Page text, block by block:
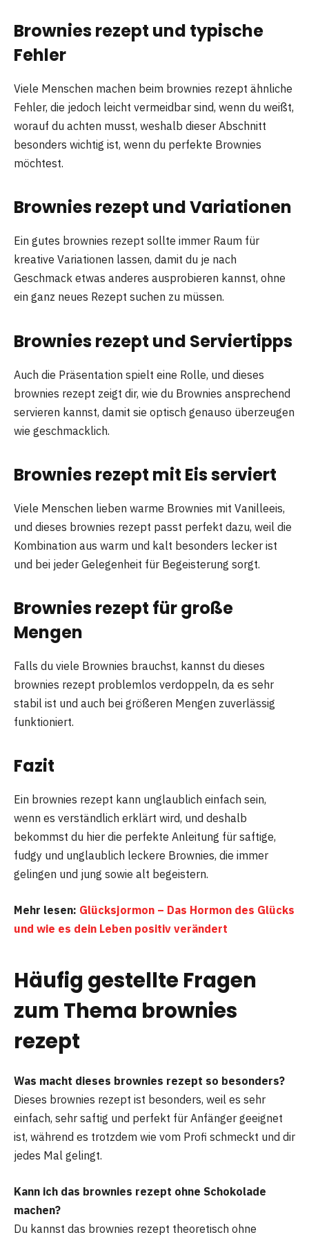
Brownies rezept und typische
Fehler
Viele Menschen machen beim brownies rezept ähnliche
Fehler, die jedoch leicht vermeidbar sind, wenn du weißt,
worauf du achten musst, weshalb dieser Abschnitt
besonders wichtig ist, wenn du perfekte Brownies
möchtest.
Brownies rezept und Variationen
Ein gutes brownies rezept sollte immer Raum für
kreative Variationen lassen, damit du je nach
Geschmack etwas anderes ausprobieren kannst, ohne
ein ganz neues Rezept suchen zu müssen.
Brownies rezept und Serviertipps
Auch die Präsentation spielt eine Rolle, und dieses
brownies rezept zeigt dir, wie du Brownies ansprechend
servieren kannst, damit sie optisch genauso überzeugen
wie geschmacklich.
Brownies rezept mit Eis serviert
Viele Menschen lieben warme Brownies mit Vanilleeis,
und dieses brownies rezept passt perfekt dazu, weil die
Kombination aus warm und kalt besonders lecker ist
und bei jeder Gelegenheit für Begeisterung sorgt.
Brownies rezept für große
Mengen
Falls du viele Brownies brauchst, kannst du dieses
brownies rezept problemlos verdoppeln, da es sehr
stabil ist und auch bei größeren Mengen zuverlässig
funktioniert.
Fazit
Ein brownies rezept kann unglaublich einfach sein,
wenn es verständlich erklärt wird, und deshalb
bekommst du hier die perfekte Anleitung für saftige,
fudgy und unglaublich leckere Brownies, die immer
gelingen und jung sowie alt begeistern.
Mehr lesen: Glücksjormon – Das Hormon des Glücks
und wie es dein Leben positiv verändert
Häufig gestellte Fragen
zum Thema brownies
rezept
Was macht dieses brownies rezept so besonders?
Dieses brownies rezept ist besonders, weil es sehr
einfach, sehr saftig und perfekt für Anfänger geeignet
ist, während es trotzdem wie vom Profi schmeckt und dir
jedes Mal gelingt.
Kann ich das brownies rezept ohne Schokolade
machen?
Du kannst das brownies rezept theoretisch ohne